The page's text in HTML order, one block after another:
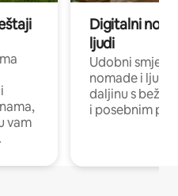
vam
Digitalni
ljudi
Udobni
nomade i ljude
daljinu s
i posebnim